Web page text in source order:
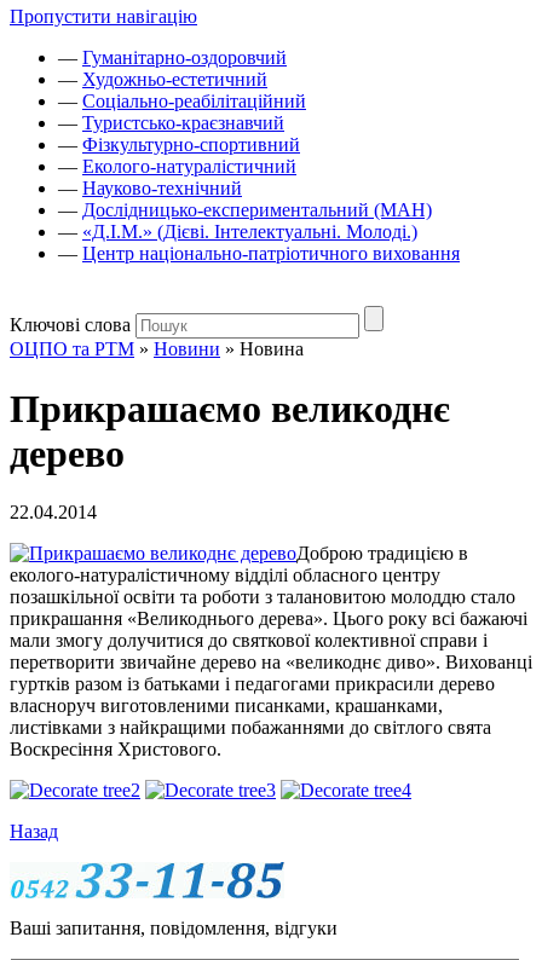
Пропустити навігацію
— Гуманітарно-оздоровчий
— Художньо-естетичний
— Соціально-реабілітаційний
— Туристсько-краєзнавчий
— Фізкультурно-спортивний
— Еколого-натуралістичний
— Науково-технічний
— Дослідницько-експериментальний (МАН)
— «Д.І.М.» (Дієві. Інтелектуальні. Молоді.)
— Центр національно-патріотичного виховання
Ключові слова
ОЦПО та РТМ » Новини » Новина
Прикрашаємо великоднє
дерево
22.04.2014
Доброю традицією в
еколого-натуралістичному відділі обласного центру
позашкільної освіти та роботи з талановитою молоддю стало
прикрашання «Великоднього дерева». Цього року всі бажаючі
мали змогу долучитися до святкової колективної справи і
перетворити звичайне дерево на «великоднє диво». Вихованці
гуртків разом із батьками і педагогами прикрасили дерево
власноруч виготовленими писанками, крашанками,
листівками з найкращими побажаннями до світлого свята
Воскресіння Христового.
Назад
Ваші запитання, повідомлення, відгуки